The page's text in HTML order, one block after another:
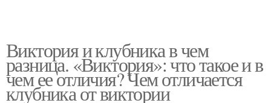
Виктория и клубника в чем
разница. «Виктория»: что такое и в
чем ее отличия? Чем отличается
клубника от виктории